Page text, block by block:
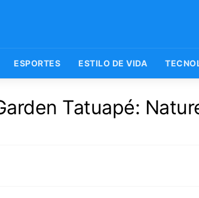
ESPORTES ESTILO DE VIDA
Tatuapé: